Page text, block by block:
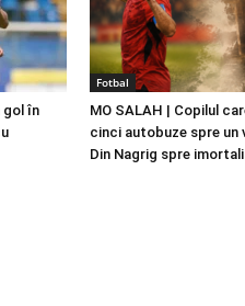
gol în
Fotbal
MO SALAH | Copilul
cinci autobuze spre un
Din Nagrig spre